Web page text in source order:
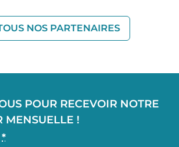
NOS PARTENAIRES
POUR RECEVOIR NOTRE
MENSUELLE !
*